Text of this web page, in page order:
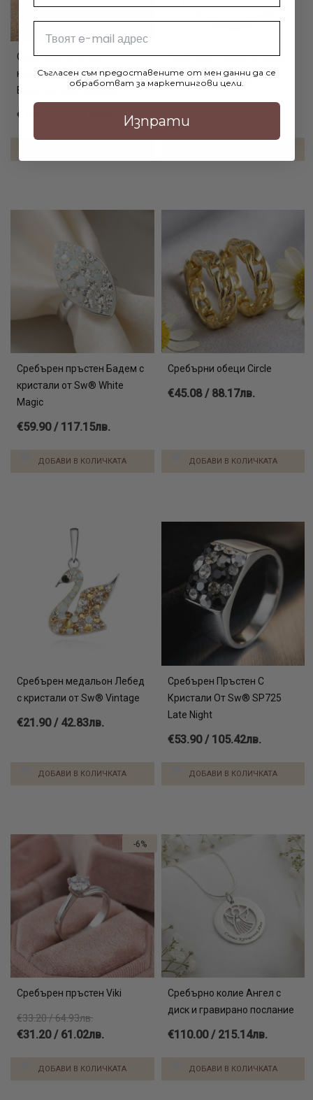
Сребърен пръстен с
кристали от Sw® SP662
Black and Gold позлаен
€166.10 / 324.86лв.
Сребърна гривна за крак
€23.00 / 44.98лв.
Сребърен пръстен Бадем с
кристали от Sw® White
Magic
€59.90 / 117.15лв.
ДОБАВИ В КОЛИЧКАТА
Сребърни обеци Circle
€45.08 / 88.17лв.
ДОБАВИ В КОЛИЧКАТА
Сребърен медальон Лебед
с кристали от Sw® Vintage
€21.90 / 42.83лв.
ДОБАВИ В КОЛИЧКАТА
Сребърен Пръстен С
Кристали От Sw® SP725
Late Night
€53.90 / 105.42лв.
ДОБАВИ В КОЛИЧКАТА
Сребърен пръстен Viki
€33.20 / 64.93лв.
€31.20 / 61.02лв.
ДОБАВИ В КОЛИЧКАТА
-6%
Сребърно колие Ангел с
диск и гравирано послание
€110.00 / 215.14лв.
ДОБАВИ В КОЛИЧКАТА
Съгласен съм предоставените от мен данни да се
обработват за маркетингови цели.
Изпрати